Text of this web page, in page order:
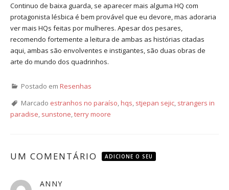
Continuo de baixa guarda, se aparecer mais alguma HQ com
protagonista lésbica é bem provável que eu devore, mas adoraria
ver mais HQs feitas por mulheres. Apesar dos pesares,
recomendo fortemente a leitura de ambas as histórias citadas
aqui, ambas são envolventes e instigantes, são duas obras de
arte do mundo dos quadrinhos.
Postado em Resenhas
Marcado estranhos no paraíso,hqs, stjepan sejic, strangers in
paradise, sunstone,terry moore
UM COMENTÁRIO ADICIONE O SEU
ANNY